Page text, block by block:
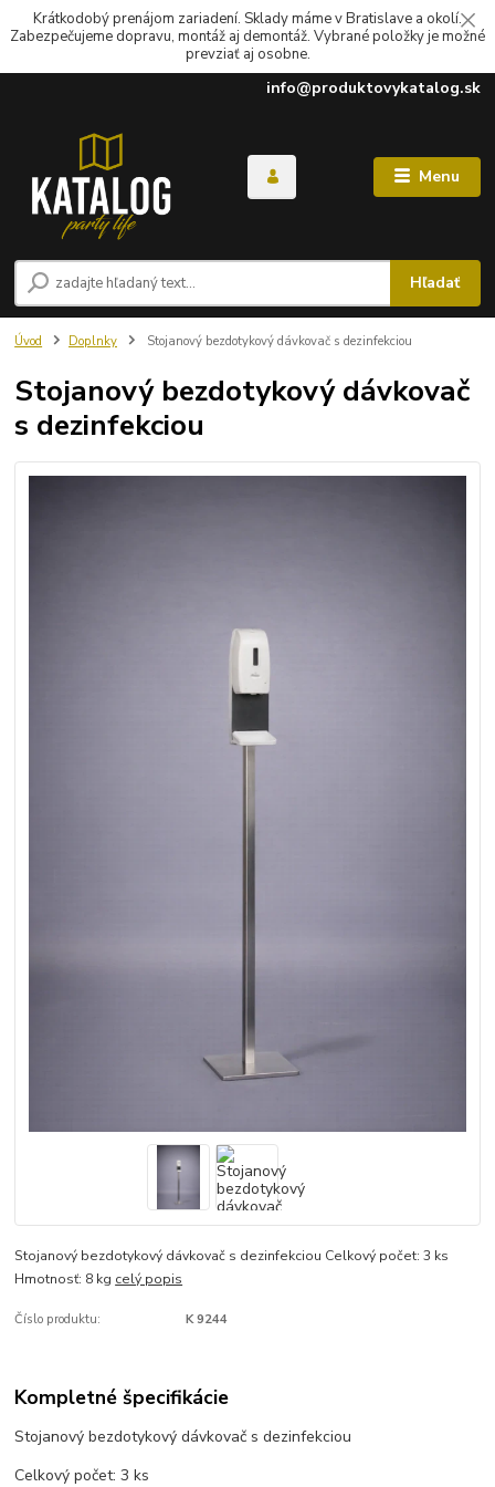
Krátkodobý prenájom zariadení. Sklady máme v Bratislave a okolí.
Zabezpečujeme dopravu, montáž aj demontáž. Vybrané položky je možné
prevziať aj osobne.
Menu
Hľadať
info@produktovykatalog.sk
Úvod Doplnky Stojanový bezdotykový dávkovač s dezinfekciou
Stojanový bezdotykový dávkovač
s dezinfekciou
Stojanový bezdotykový dávkovač s dezinfekciou Celkový počet: 3 ks
Hmotnosť: 8 kg celý popis
Číslo produktu: K 9244
Kompletné špecifikácie
Stojanový bezdotykový dávkovač s dezinfekciou
Celkový počet: 3 ks